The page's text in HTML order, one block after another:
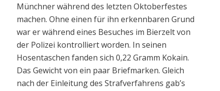
Münchner während des letzten Oktoberfestes
machen. Ohne einen für ihn erkennbaren Grund
war er während eines Besuches im Bierzelt von
der Polizei kontrolliert worden. In seinen
Hosentaschen fanden sich 0,22 Gramm Kokain.
Das Gewicht von ein paar Briefmarken. Gleich
nach der Einleitung des Strafverfahrens gab’s